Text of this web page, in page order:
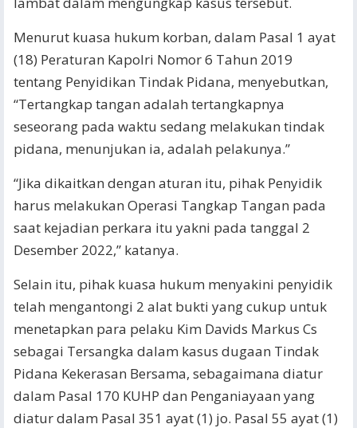
Menurut kuasa hukum korban, dalam Pasal 1 ayat
(18) Peraturan Kapolri Nomor 6 Tahun 2019
tentang Penyidikan Tindak Pidana, menyebutkan,
“Tertangkap tangan adalah tertangkapnya
seseorang pada waktu sedang melakukan tindak
pidana, menunjukan ia, adalah pelakunya.”
“Jika dikaitkan dengan aturan itu, pihak Penyidik
harus melakukan Operasi Tangkap Tangan pada
saat kejadian perkara itu yakni pada tanggal 2
Desember 2022,” katanya.
Selain itu, pihak kuasa hukum menyakini penyidik
telah mengantongi 2 alat bukti yang cukup untuk
menetapkan para pelaku Kim Davids Markus Cs
sebagai Tersangka dalam kasus dugaan Tindak
Pidana Kekerasan Bersama, sebagaimana diatur
dalam Pasal 170 KUHP dan Penganiayaan yang
diatur dalam Pasal 351 ayat (1) jo. Pasal 55 ayat (1)